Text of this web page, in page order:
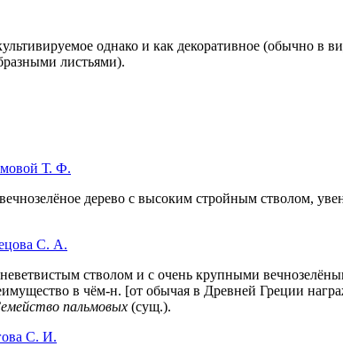
однако и как декоративное (обычно
листьями).
Т. Ф.
дерево с высоким стройным стволом,
С. А.
стволом и с очень крупными
в чём-н. [от обычая в Древней Греции
пальмовых (сущ.).
C. И.